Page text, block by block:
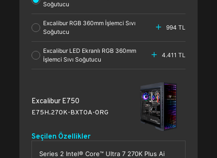
Soğutucu
Excalibur RGB 360mm İşlemci Sıvı
Soğutucu
994 TL
Excalibur LED Ekranlı RGB 360mm
İşlemci Sıvı Soğutucu
4.411 TL
Excalibur E750
E75H.270K-BXT0A-0RG
Seçilen Özellikler
Series 2 Intel® Core™ Ultra 7 270K Plus Ai